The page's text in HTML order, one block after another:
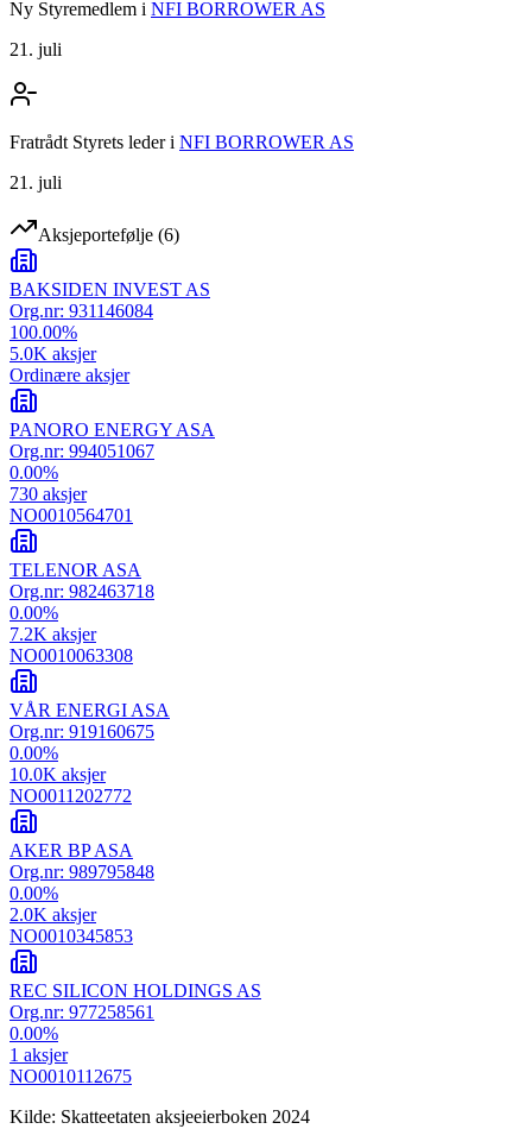
Ny Styremedlem i NFI BORROWER AS
21. juli
Fratrådt Styrets lederi NFI BORROWER AS
21. juli
Aksjeportefølje (6)
BAKSIDEN INVEST AS
Org.nr: 931146084
100.00%
5.0K aksjer
Ordinære aksjer
PANORO ENERGY ASA
Org.nr: 994051067
0.00%
730 aksjer
NO0010564701
TELENOR ASA
Org.nr: 982463718
0.00%
7.2K aksjer
NO0010063308
VÅR ENERGI ASA
Org.nr: 919160675
0.00%
10.0K aksjer
NO0011202772
AKER BP ASA
Org.nr: 989795848
0.00%
2.0K aksjer
NO0010345853
REC SILICON HOLDINGS AS
Org.nr: 977258561
0.00%
1 aksjer
NO0010112675
Kilde: Skatteetaten aksjeeierboken 2024